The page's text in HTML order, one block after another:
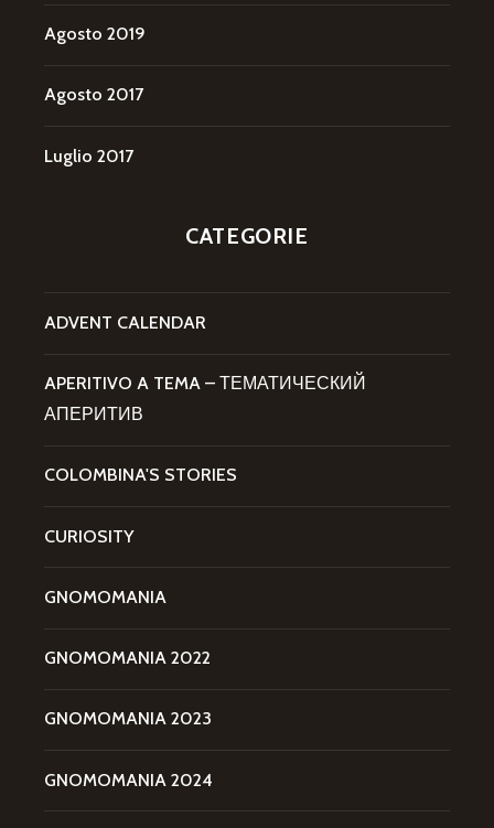
Agosto 2019
Agosto 2017
Luglio 2017
CATEGORIE
ADVENT CALENDAR
APERITIVO A TEMA – ТЕМАТИЧЕСКИЙ
АПЕРИТИВ
COLOMBINA'S STORIES
CURIOSITY
GNOMOMANIA
GNOMOMANIA 2022
GNOMOMANIA 2023
GNOMOMANIA 2024